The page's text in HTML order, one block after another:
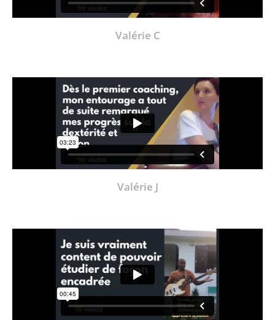
Valérie C
Valérie J